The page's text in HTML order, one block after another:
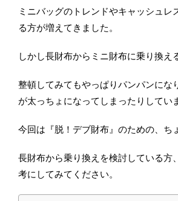
ミニバッグのトレンドやキャッシュレ
る方が増えてきました。
しかし長財布からミニ財布に乗り換え
整頓してみてもやっぱりパンパンに
が太っちょになってしまったりしてい
今回は『脱！デブ財布』のための、ち
長財布から乗り換えを検討している方
考にしてみてください。